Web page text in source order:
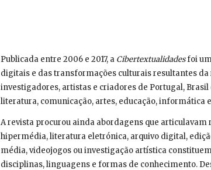
Publicada entre 2006 e 2017, a Cibertextualidadesfoi
digitais e das transformações culturais resultantes
investigadores, artistas e criadores de Portugal,
literatura, comunicação, artes, educação, informática
A revista procurou ainda abordagens que
hipermédia, literatura eletrónica, arquivo digital,
média, videojogos ou investigação artística
disciplinas, linguagens e formas de conhecimento.